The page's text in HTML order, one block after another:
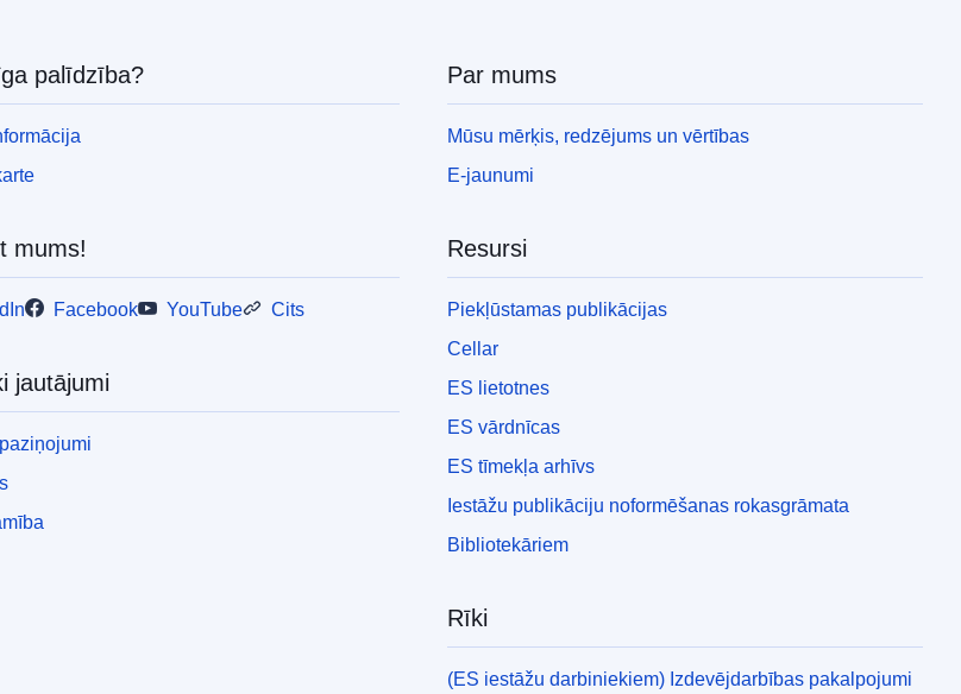
palīdzība?
mums!
Facebook YouTube Cits
jautājumi
Par mums
Mūsu mērķis, redzējums un vērtības
E-jaunumi
Resursi
Piekļūstamas publikācijas
Cellar
ES lietotnes
ES vārdnīcas
ES tīmekļa arhīvs
Iestāžu publikāciju noformēšanas rokasgrāmata
Bibliotekāriem
Rīki
(ES iestāžu darbiniekiem) Izdevējdarbības pakalpojumi